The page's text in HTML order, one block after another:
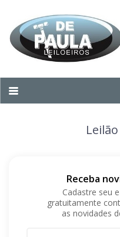
Imóveis
Máquinas
Receba
Cadastre seu
gratuitamente
as novidades